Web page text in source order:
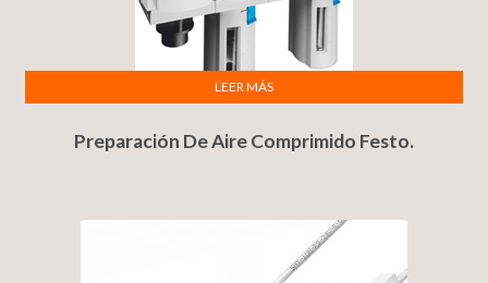
Preparación De Aire Comprimido Festo.
LEER MÁS